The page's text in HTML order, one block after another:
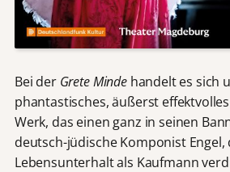
Bei der Grete Mindehandelt es sich
phantastisches, äußerst
Werk, das einen ganz in seinen
deutsch-jüdische Komponist Engel,
Lebensunterhalt als Kaufmann